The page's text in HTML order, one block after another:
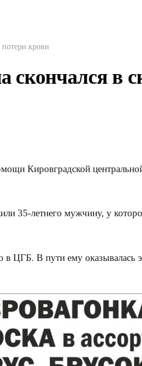
крови
в
Кировградской
35-летнего мужчину, у
ЦГБ. В пути ему оказывалась